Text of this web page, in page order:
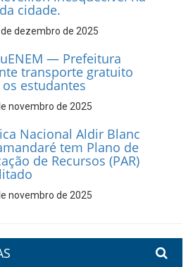
fevereiro de 2026
de Tamandaré
apoio aos
de materiais
fevereiro de 2026
de Tamandaré
diálogo e
com a
da educação
fevereiro de 2026
cidade.